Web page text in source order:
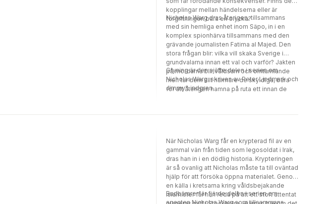
det kriminella livet tvingas navigera ett
minfält för att inte de han älskar ska komma
till skada. Hur mycket han än kämpar så inser
han snart att det inte finns någon väg
tillbaka.Ingen väg tillbaka är uppföljaren till
den storsäljande Vägen in, och andra delen i
serien om infiltratören Frank Wagner,
odödliggjord av Joel Kinnaman i Johan Falk-
filmerna, och hur han drogs in i ett dubbelliv
där varje steg kunde bli hans sista.
kopplingar mellan händelserna eller är
förgiftningen bara en olycka?
Nicholas Warg dras återigen, tillsammans
med sin hemliga enhet inom Säpo, in i en
komplex spionhärva tillsammans med den
grävande journalisten Fatima al Majed. Den
stora frågan blir: vilka vill skaka Sverige i
grundvalarna innan ett val och varför? Jakten
på mördarna blir våldsam och omtumlande
men tar dem allt närmare de skyldiga, bara
för att återigen hamna på ruta ett innan de
Gryning är den sjätte delen i serien om
Nicholas Warg, skriven av Peter Lindmark och
Jimmy Lindgren.
När Nicholas Warg får en krypterad fil av en
gammal vän från tiden som legosoldat i Irak,
dras han in i en dödlig historia. Krypteringen
är så ovanlig att Nicholas måste ta till oväntad
hjälp för att försöka öppna materialet. Genom
en källa i kretsarna kring våldsbejakande
islamister får han reda på att ett stort attentat
Budbäraren är fjärde delen i serien om
agenten Nicholas Warg som tillsammans